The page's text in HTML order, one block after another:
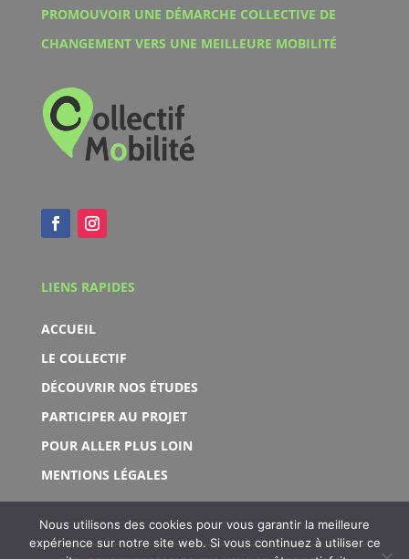
PROMOUVOIR UNE DÉMARCHE COLLECTIVE DE
CHANGEMENT VERS UNE MEILLEURE MOBILITÉ
LIENS RAPIDES
ACCUEIL
LE COLLECTIF
DÉCOUVRIR NOS ÉTUDES
PARTICIPER AU PROJET
POUR ALLER PLUS LOIN
MENTIONS LÉGALES
Nous utilisons des cookies pour vous garantir la meilleure
expérience sur notre site web. Si vous continuez à utiliser ce